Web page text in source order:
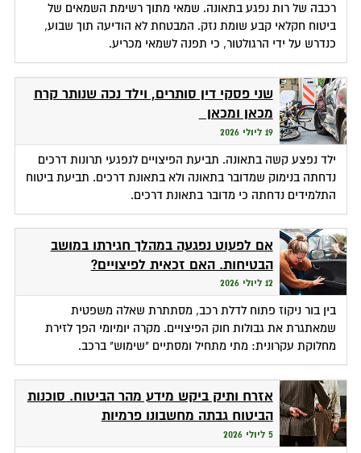
רכבה של רות נפגע בתאונה. שמאי מתוך רשימת השמאים של
ביטוח חקלאי קבע שומת נזק. המבטחת לא הודיעה תוך שבוע,
כנדרש על ידי הרגולטור, כי תפנה לשמאי מכריע.
שני פסקי דין סותרים, וילד נכה שנותר קרח
מכאן ומכאן
19 ליולי 2026
ילד נפצע קשה בתאונה. תביעת הפיצויים לנפגעי תרונות דרכים
נדחתה בנימוק שמדובר בתאונה ולא בתאונת דרכים. תביעת ביטוח
התלמידים נדחתה כי מדובר בתאונת דרכים.
אם לפעוט נפגעה במהלך חגירתו במושב
הבטיחות. האם זכאית לפיצויים?
12 ליולי 2026
בין בור ניקוז פתוח לדלת רכב, מסתתרת שאלה משפטית
שמאתגרת את גבולות חוק הפיצויים. מקרה יומיומי הפך לזירת
מחלוקת עקרונית: מתי מתחיל ומסתיים "שימוש" ברכב.
אזרח ותיק ביקש מידע מהר הביטוח. סוכנות
הביטוח גבתה מחשבונו פרמיות
5 ליולי 2026